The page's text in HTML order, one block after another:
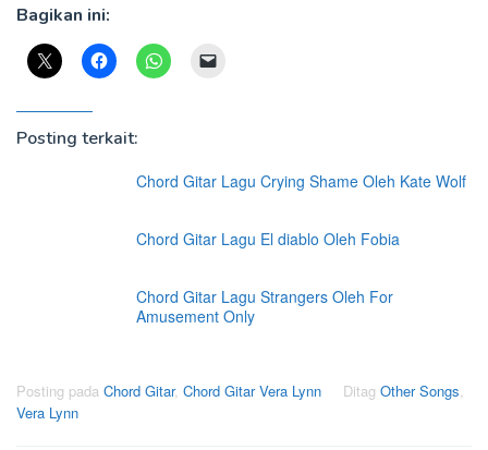
Bagikan ini:
Posting terkait:
Chord Gitar Lagu Crying Shame Oleh Kate Wolf
Chord Gitar Lagu El diablo Oleh Fobia
Chord Gitar Lagu Strangers Oleh For
Amusement Only
Posting pada Chord Gitar, Chord Gitar Vera Lynn Ditag Other Songs,
Vera Lynn